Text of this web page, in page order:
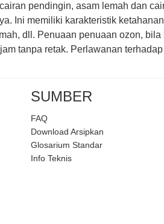
pendingin, asam lemah dan
Ini memiliki karakteristik
dll. Penuaan penuaan ozon,
tanpa retak. Perlawanan
SUMBER
FAQ
Download Arsipkan
Glosarium Standar
Info Teknis